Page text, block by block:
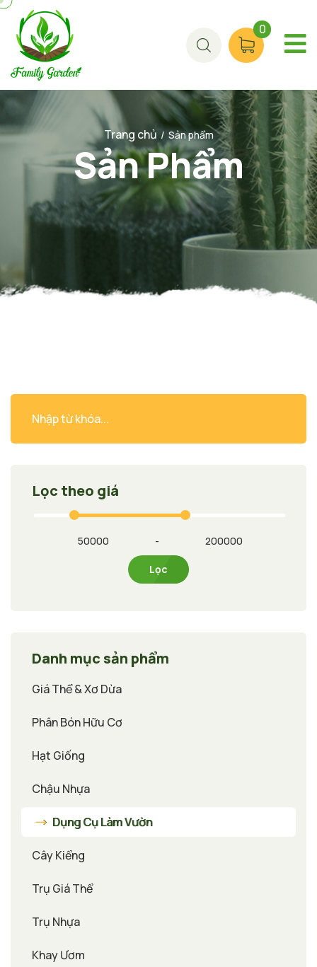
0
Trang chủ / Sản phẩm
Sản Phẩm
Lọc theo giá
-
Danh mục sản phẩm
Giá Thể & Xơ Dừa
Phân Bón Hữu Cơ
Hạt Giống
Chậu Nhựa
Dụng Cụ Làm Vườn
Cây Kiểng
Trụ Giá Thể
Trụ Nhựa
Khay Ươm